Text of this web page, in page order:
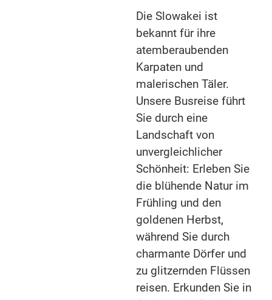
Die Slowakei ist
bekannt für ihre
atemberaubenden
Karpaten und
malerischen Täler.
Unsere Busreise führt
Sie durch eine
Landschaft von
unvergleichlicher
Schönheit: Erleben Sie
die blühende Natur im
Frühling und den
goldenen Herbst,
während Sie durch
charmante Dörfer und
zu glitzernden Flüssen
reisen. Erkunden Sie in